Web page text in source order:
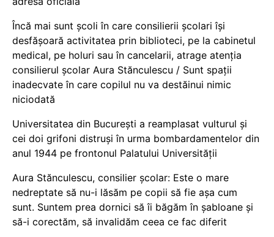
Încă mai sunt școli în care consilierii școlari își
desfășoară activitatea prin biblioteci, pe la cabinetul
medical, pe holuri sau în cancelarii, atrage atenția
consilierul școlar Aura Stănculescu / Sunt spații
inadecvate în care copilul nu va destăinui nimic
niciodată
Universitatea din București a reamplasat vulturul și
cei doi grifoni distruși în urma bombardamentelor din
anul 1944 pe frontonul Palatului Universității
Aura Stănculescu, consilier școlar: Este o mare
nedreptate să nu-i lăsăm pe copii să fie așa cum
sunt. Suntem prea dornici să îi băgăm în șabloane și
să-i corectăm, să invalidăm ceea ce fac diferit